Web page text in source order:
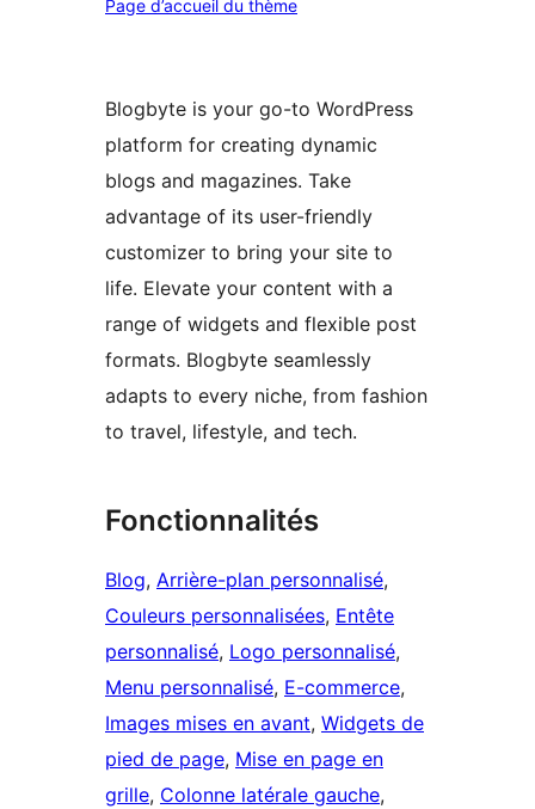
Page d’accueil du thème
Blogbyte is your go-to WordPress
platform for creating dynamic
blogs and magazines. Take
advantage of its user-friendly
customizer to bring your site to
life. Elevate your content with a
range of widgets and flexible post
formats. Blogbyte seamlessly
adapts to every niche, from fashion
to travel, lifestyle, and tech.
Fonctionnalités
Blog, Arrière-plan personnalisé
Couleurs personnalisées, Entête
personnalisé, Logo personnalisé
Menu personnalisé, E-commerce
Images mises en avant, Widgets de
pied de page, Mise en page en
grille, Colonne latérale gauche